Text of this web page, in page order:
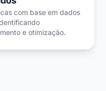
com base em dados
e otimização.